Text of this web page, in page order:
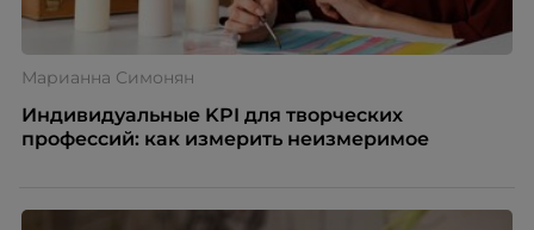
Марианна Симонян
Индивидуальные KPI для творческих
профессий: как измерить неизмеримое